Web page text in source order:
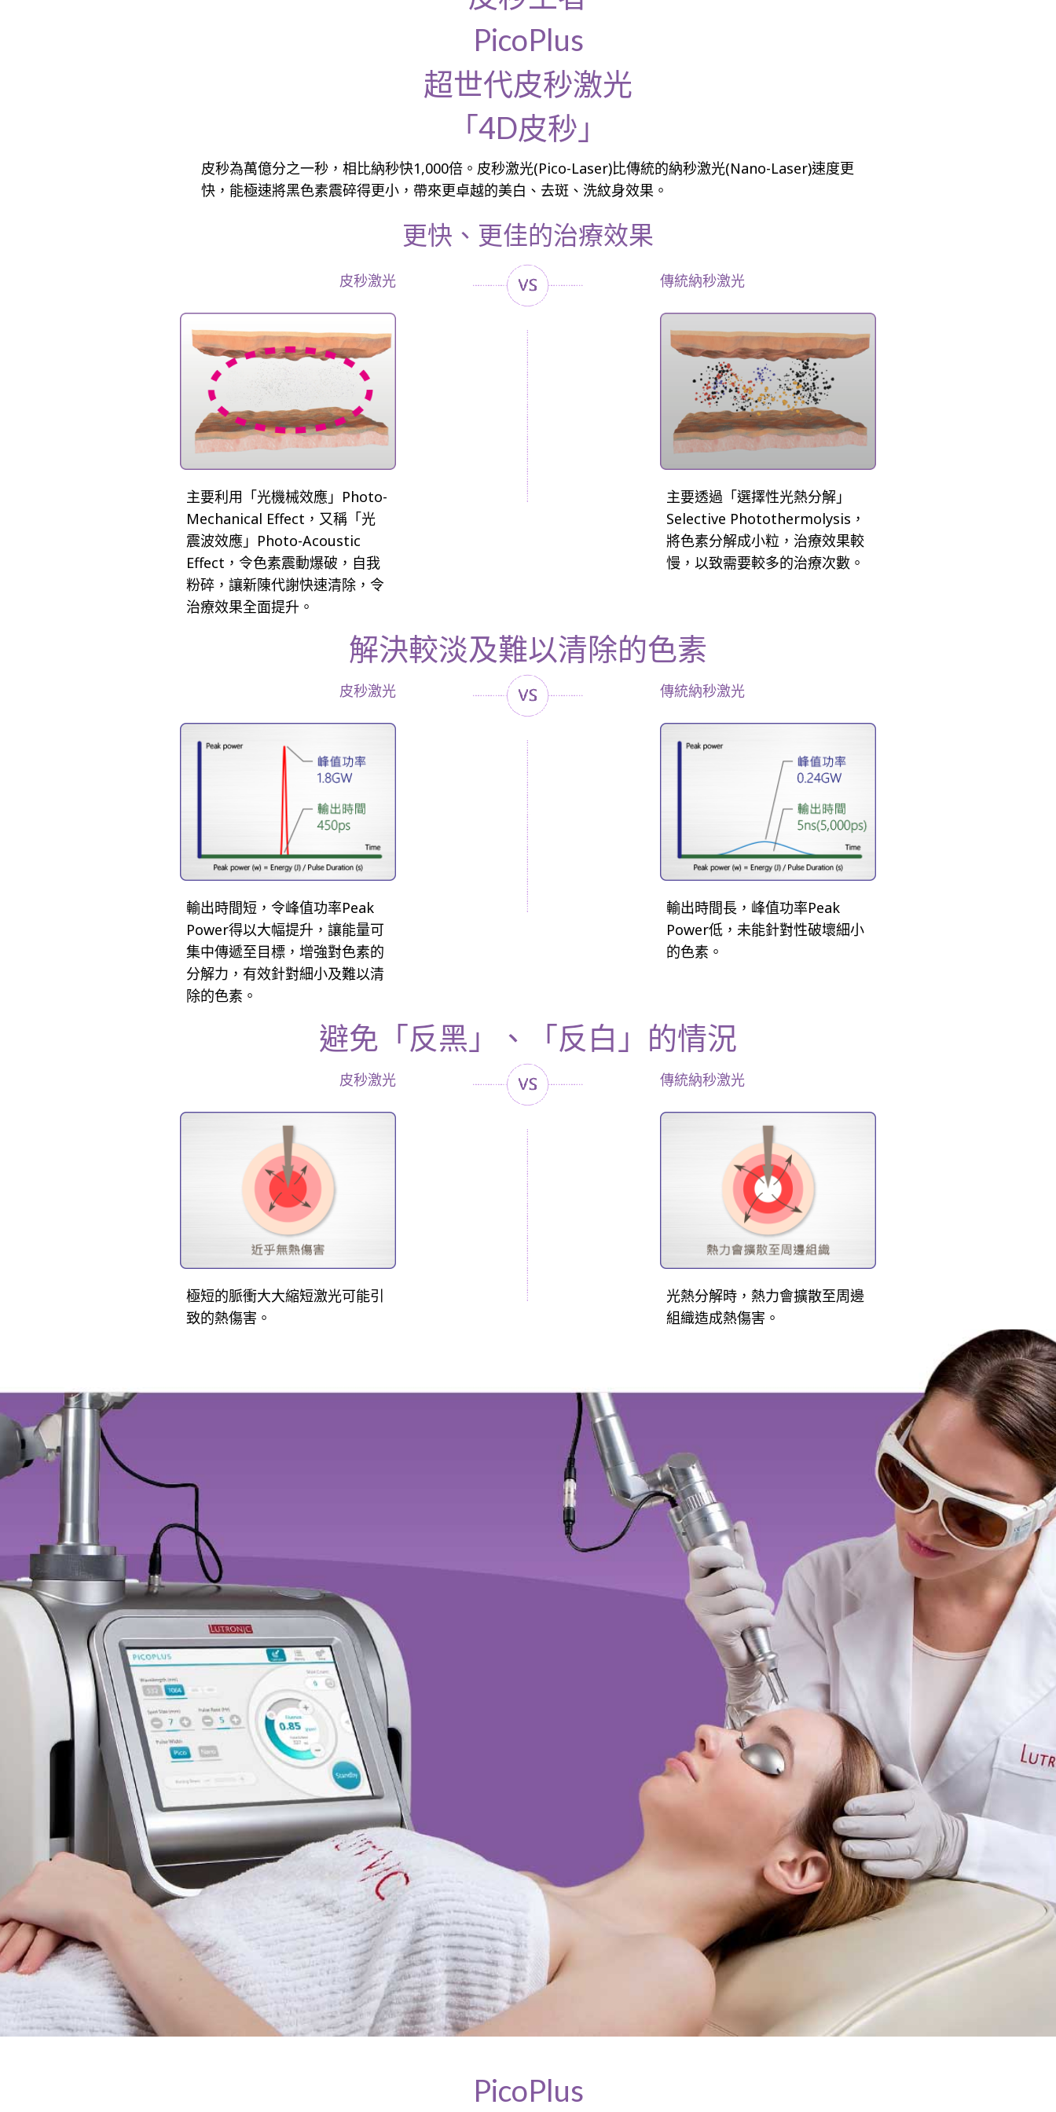
PicoPlus
超世代皮秒激光
「4D皮秒」
皮秒為萬億分之一秒，相比納秒快1,000倍。皮秒激光(Pico-Laser)比傳統的納秒激光(Nano-Laser)速度更
快，能極速將黑色素震碎得更小，帶來更卓越的美白、去斑、洗紋身效果。
更快、更佳的治療效果
皮秒激光
主要利用「光機械效應」Photo-
Mechanical Effect，又稱「光
震波效應」Photo-Acoustic
Effect，令色素震動爆破，自我
粉碎，讓新陳代謝快速清除，令
治療效果全面提升。
傳統納秒激光
主要透過「選擇性光熱分解」
Selective Photothermolysis，
將色素分解成小粒，治療效果較
慢，以致需要較多的治療次數。
解決較淡及難以清除的色素
皮秒激光
輸出時間短，令峰值功率Peak
Power得以大幅提升，讓能量可
集中傳遞至目標，增強對色素的
分解力，有效針對細小及難以清
除的色素。
傳統納秒激光
輸出時間長，峰值功率Peak
Power低，未能針對性破壞細小
的色素。
避免「反黑」、「反白」的情況
皮秒激光
極短的脈衝大大縮短激光可能引
致的熱傷害。
傳統納秒激光
光熱分解時，熱力會擴散至周邊
組織造成熱傷害。
PicoPlus